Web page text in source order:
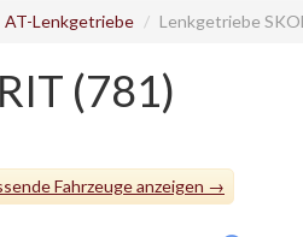
AT-Lenkgetriebe Lenkgetriebe
(781)
Fahrzeuge